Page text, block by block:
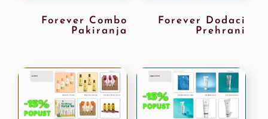
Forever Combo
Pakiranja
Forever Dodaci
Prehrani